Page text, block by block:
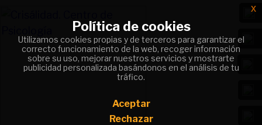
Da sentido a lo que te duele y convierte
Política de cookies
Utilizamos cookies propias y de terceros para garantizar el
correcto funcionamiento de la web, recoger información
sobre su uso, mejorar nuestros servicios y mostrarte
publicidad personalizada basándonos en el análisis de tu
tráfico.
Aceptar
Rechazar
x
Política de cookies
Utilizamos cookies propias y de terceros para garantizar el
correcto funcionamiento de la web, recoger información
sobre su uso, mejorar nuestros servicios y mostrarte
publicidad personalizada basándonos en el análisis de tu
tráfico.
Aceptar
Rechazar
x